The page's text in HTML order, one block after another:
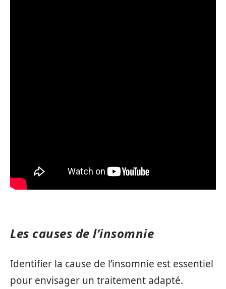
Les causes de l’insomnie
Identifier la cause de l’insomnie est essentiel
pour envisager un traitement adapté.